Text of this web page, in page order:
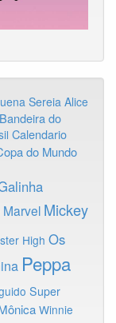
SereiaAlice
Bandeira do
Calendario
do Mundo
Marvel Mickey
High Os
Peppa
Super
Winnie